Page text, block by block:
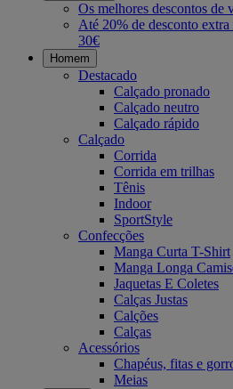
Os melhores descontos de
Até 20% de desconto
30€
Homem
Destacado
Calçado pronado
Calçado neutro
Calçado rápido
Calçado
Corrida
Corrida em trilhas
Tênis
Indoor
SportStyle
Confecções
Manga Curta T-Shirt
Manga Longa
Jaquetas E Coletes
Calças Justas
Calções
Calças
Acessórios
Chapéus, fitas e
Meias